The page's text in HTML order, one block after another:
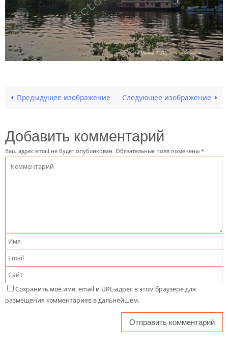
Предыдущее изображение Следующее изображение
Добавить комментарий
Ваш адрес email не будет опубликован. Обязательные поля помечены *
Сохранить моё имя, email и URL-адрес в этом браузере для
размещения комментариев в дальнейшем.